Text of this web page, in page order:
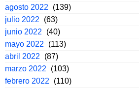
agosto 2022
(139)
julio 2022
(63)
junio 2022
(40)
mayo 2022
(113)
abril 2022
(87)
marzo 2022
(103)
febrero 2022
(110)